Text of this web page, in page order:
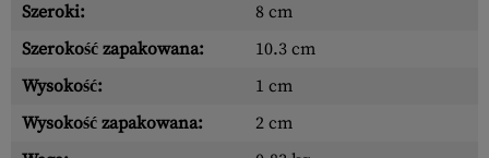
Szeroki:
8 cm
Szerokość zapakowana:
10.3 cm
Wysokość:
1 cm
Wysokość zapakowana:
2 cm